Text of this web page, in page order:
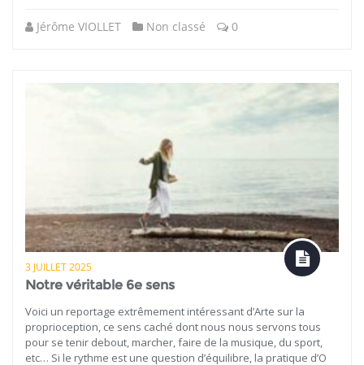
Jérôme VIOLLET Non classé 0
3 JUILLET 2025
Notre véritable 6e sens
Voici un reportage extrêmement intéressant d’Arte sur la
proprioception, ce sens caché dont nous nous servons tous
pour se tenir debout, marcher, faire de la musique, du sport,
etc… Si le rythme est une question d’équilibre, la pratique d’O